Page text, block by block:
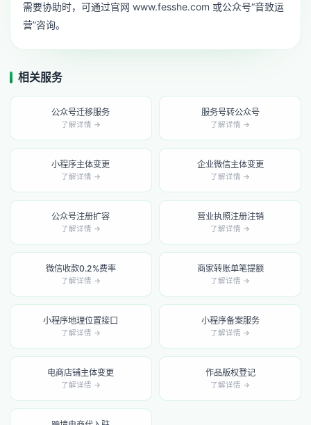
需要协助时，可通过官网 www.fesshe.com 或公众号“音致运
营”咨询。
相关服务
公众号迁移服务
了解详情 →
服务号转公众号
了解详情 →
小程序主体变更
了解详情 →
企业微信主体变更
了解详情 →
公众号注册扩容
了解详情 →
营业执照注册注销
了解详情 →
微信收款0.2%费率
了解详情 →
商家转账单笔提额
了解详情 →
小程序地理位置接口
了解详情 →
小程序备案服务
了解详情 →
电商店铺主体变更
了解详情 →
作品版权登记
了解详情 →